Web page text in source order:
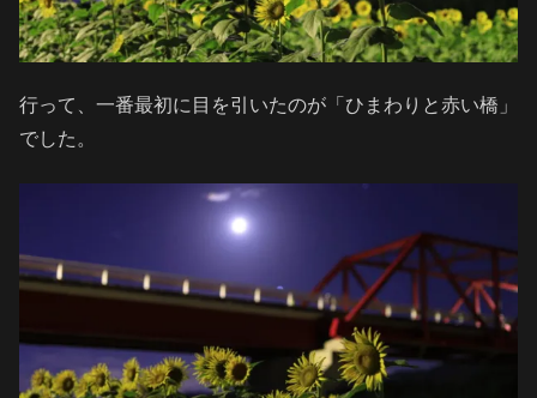
行って、一番最初に目を引いたのが「ひまわりと赤い橋」
でした。